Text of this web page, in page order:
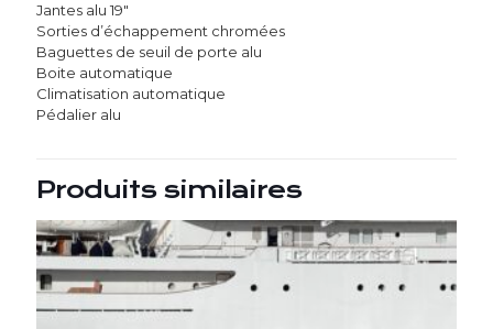
Jantes alu 19″
Sorties d’échappement chromées
Baguettes de seuil de porte alu
Boite automatique
Climatisation automatique
Pédalier alu
Produits similaires